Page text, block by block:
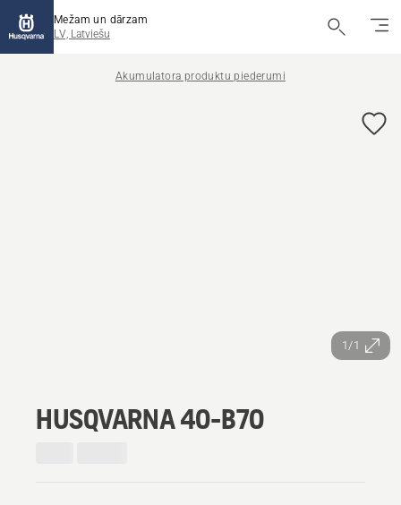
Mežam un dārzam
LV, Latviešu
Akumulatora produktu piederumi
1/1
HUSQVARNA 40-B70